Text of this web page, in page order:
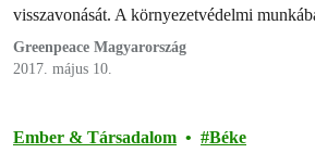
visszavonását. A környezetvédelmi
támogatással minden magyar állampolgár
források is segítik, hogy tisztábbak
Greenpeace Magyarország
2017. május 10.
Ember & Társadalom Béke